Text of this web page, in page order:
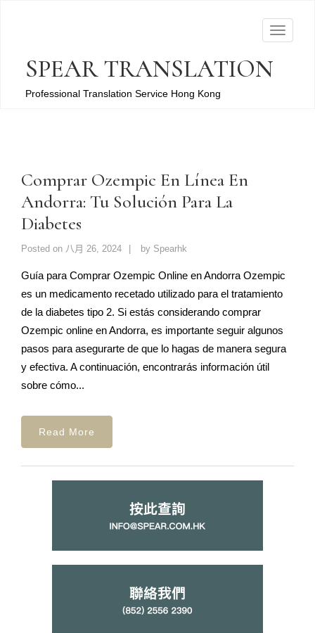
T
i
o
SPEAR TRANSLATION
Professional Translation Service Hong Kong
Comprar Ozempic En Línea En
Andorra: Tu Solución Para La
Diabetes
Posted on 八月 26, 2024 by Spearhk
Guía para Comprar Ozempic Online en Andorra Ozempic
es un medicamento recetado utilizado para el tratamiento
de la diabetes tipo 2. Si estás considerando comprar
Ozempic online en Andorra, es importante seguir algunos
pasos para asegurarte de que lo hagas de manera segura
y efectiva. A continuación, encontrarás información útil
sobre cómo...
Read More